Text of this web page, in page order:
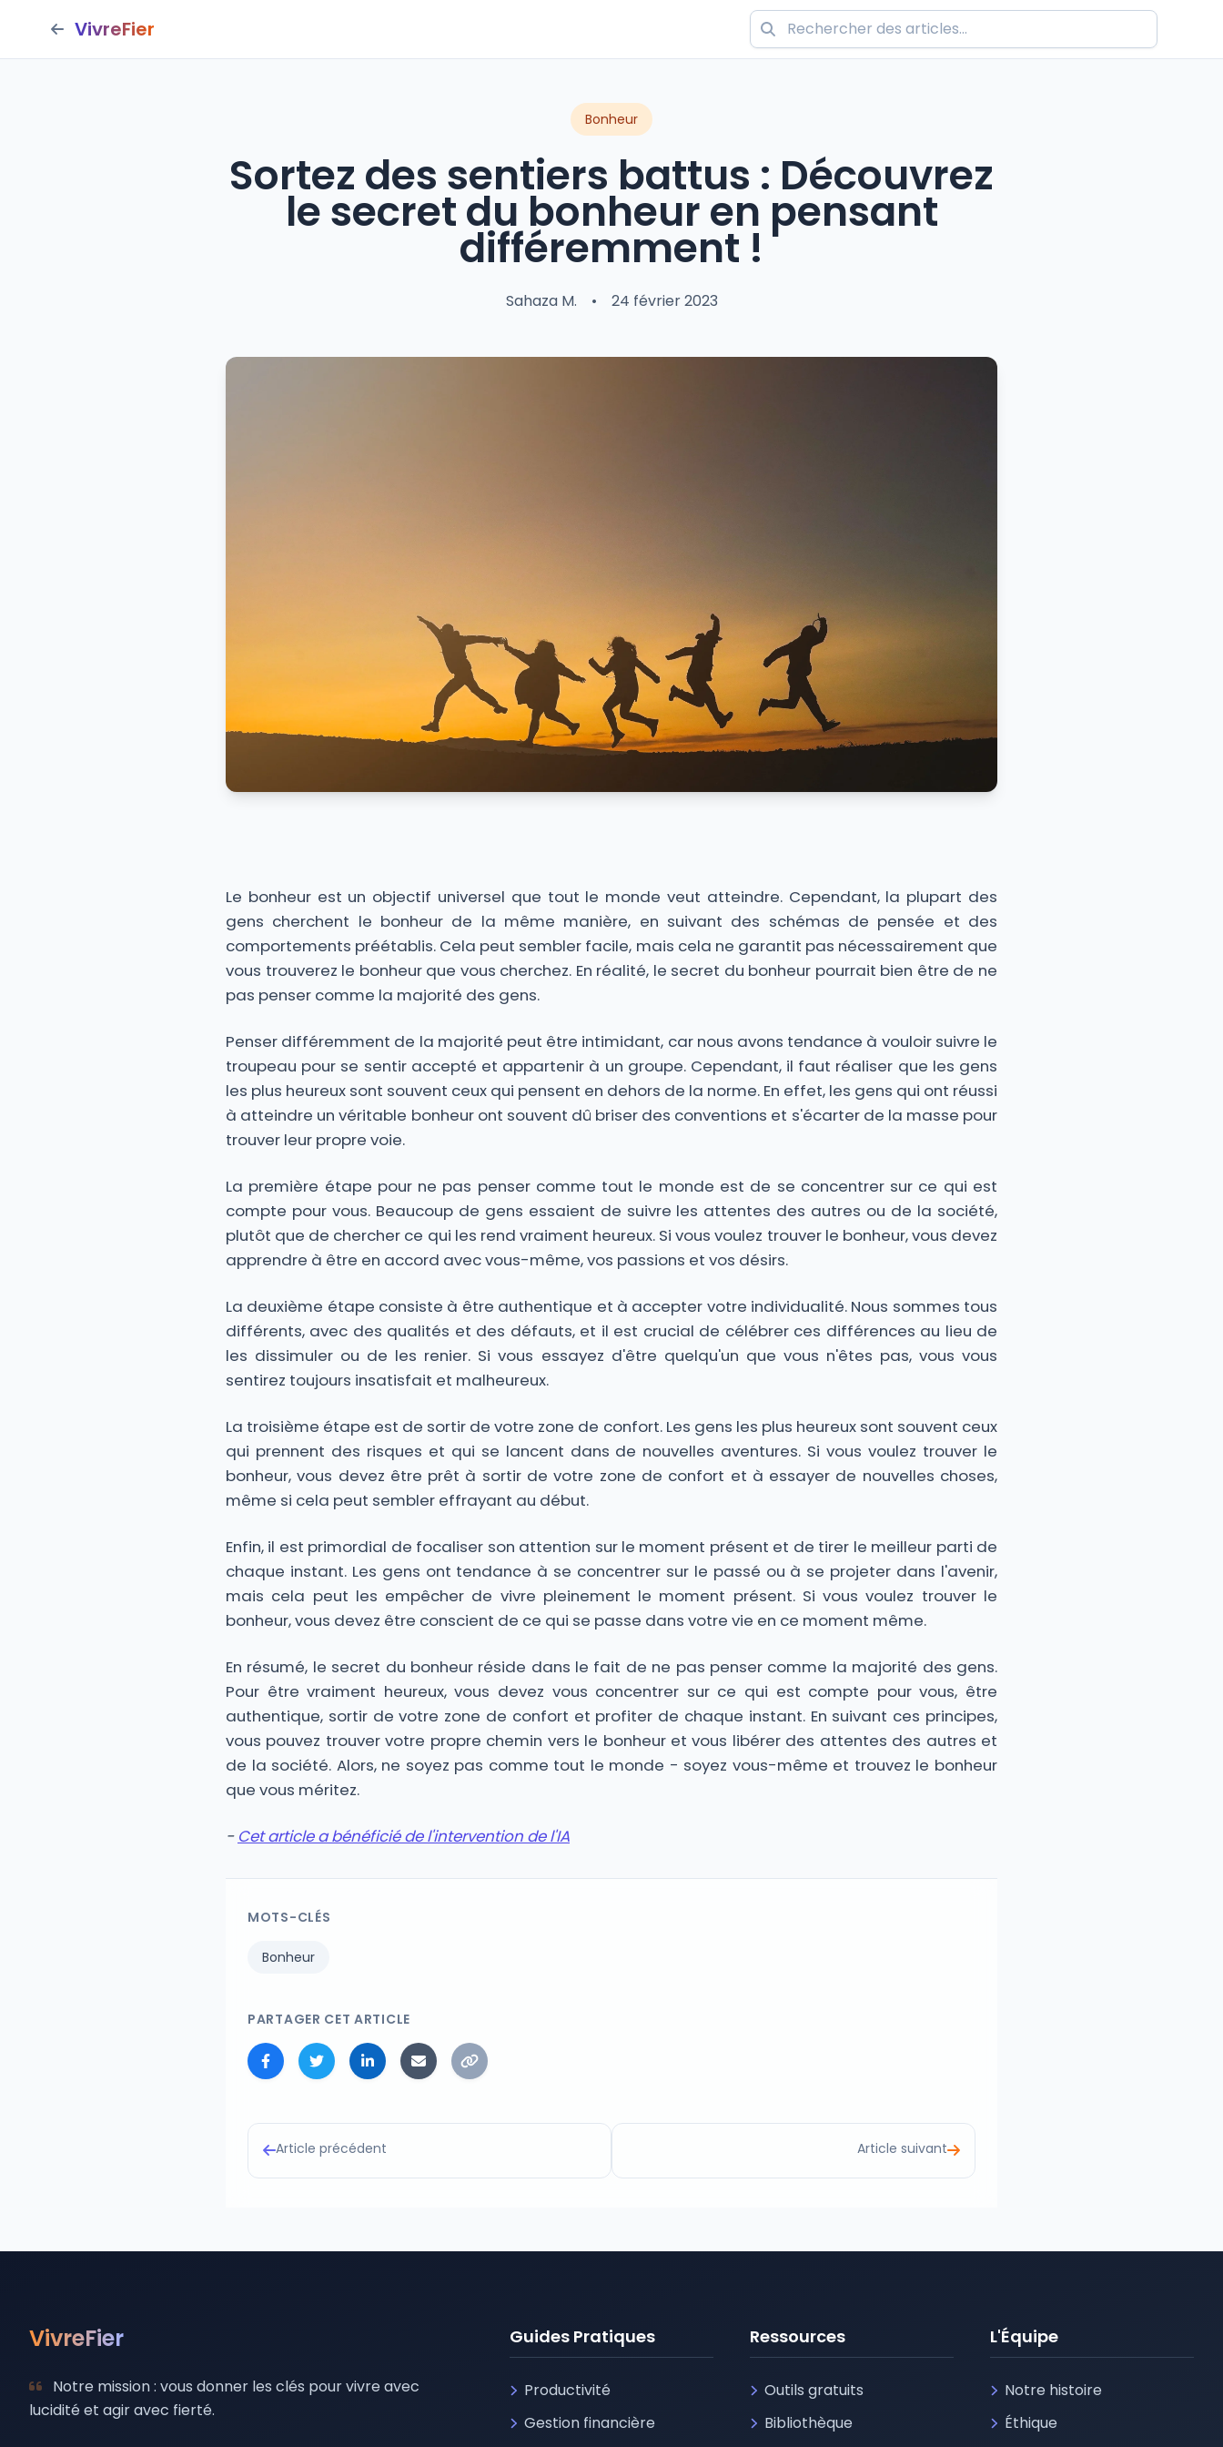
VivreFier
Bonheur
Sortez des sentiers battus : Découvrez
le secret du bonheur en pensant
différemment !
Sahaza M. • 24 février 2023
Le bonheur est un objectif universel que tout le monde veut atteindre. Cependant, la plupart des
gens cherchent le bonheur de la même manière, en suivant des schémas de pensée et des
comportements préétablis. Cela peut sembler facile, mais cela ne garantit pas nécessairement que
vous trouverez le bonheur que vous cherchez. En réalité, le secret du bonheur pourrait bien être de ne
pas penser comme la majorité des gens.
Penser différemment de la majorité peut être intimidant, car nous avons tendance à vouloir suivre le
troupeau pour se sentir accepté et appartenir à un groupe. Cependant, il faut réaliser que les gens
les plus heureux sont souvent ceux qui pensent en dehors de la norme. En effet, les gens qui ont réussi
à atteindre un véritable bonheur ont souvent dû briser des conventions et s'écarter de la masse pour
trouver leur propre voie.
La première étape pour ne pas penser comme tout le monde est de se concentrer sur ce qui est
compte pour vous. Beaucoup de gens essaient de suivre les attentes des autres ou de la société,
plutôt que de chercher ce qui les rend vraiment heureux. Si vous voulez trouver le bonheur, vous devez
apprendre à être en accord avec vous-même, vos passions et vos désirs.
La deuxième étape consiste à être authentique et à accepter votre individualité. Nous sommes tous
différents, avec des qualités et des défauts, et il est crucial de célébrer ces différences au lieu de
les dissimuler ou de les renier. Si vous essayez d'être quelqu'un que vous n'êtes pas, vous vous
sentirez toujours insatisfait et malheureux.
La troisième étape est de sortir de votre zone de confort. Les gens les plus heureux sont souvent ceux
qui prennent des risques et qui se lancent dans de nouvelles aventures. Si vous voulez trouver le
bonheur, vous devez être prêt à sortir de votre zone de confort et à essayer de nouvelles choses,
même si cela peut sembler effrayant au début.
Enfin, il est primordial de focaliser son attention sur le moment présent et de tirer le meilleur parti de
chaque instant. Les gens ont tendance à se concentrer sur le passé ou à se projeter dans l'avenir,
mais cela peut les empêcher de vivre pleinement le moment présent. Si vous voulez trouver le
bonheur, vous devez être conscient de ce qui se passe dans votre vie en ce moment même.
En résumé, le secret du bonheur réside dans le fait de ne pas penser comme la majorité des gens.
Pour être vraiment heureux, vous devez vous concentrer sur ce qui est compte pour vous, être
authentique, sortir de votre zone de confort et profiter de chaque instant. En suivant ces principes,
vous pouvez trouver votre propre chemin vers le bonheur et vous libérer des attentes des autres et
de la société. Alors, ne soyez pas comme tout le monde - soyez vous-même et trouvez le bonheur
que vous méritez.
- Cet article a bénéficié de l'intervention de l'IA
MOTS-CLÉS
Bonheur
PARTAGER CET ARTICLE
Article précédent Article suivant
VivreFier
Notre mission : vous donner les clés pour vivre avec
lucidité et agir avec fierté.
Guides Pratiques
Productivité
Gestion financière
Ressources
Outils gratuits
Bibliothèque
L'Équipe
Notre histoire
Éthique